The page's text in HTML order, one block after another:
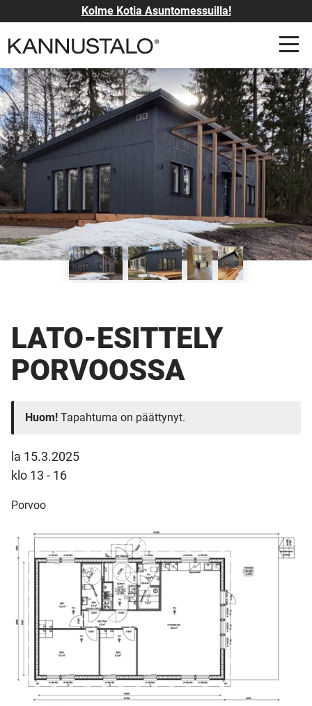
Kolme Kotia Asuntomessuilla!
LATO-ESITTELY
PORVOOSSA
Huom! Tapahtuma on päättynyt.
la 15.3.2025
klo 13 - 16
Porvoo